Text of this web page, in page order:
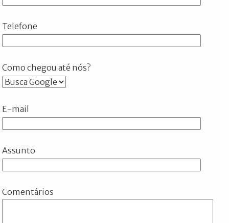
Telefone
Como chegou até nós?
E-mail
Assunto
Comentários